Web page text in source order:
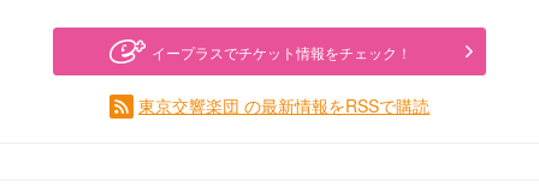
イープラスでチケット情報をチェック！
東京交響楽団 の最新情報をRSSで購読